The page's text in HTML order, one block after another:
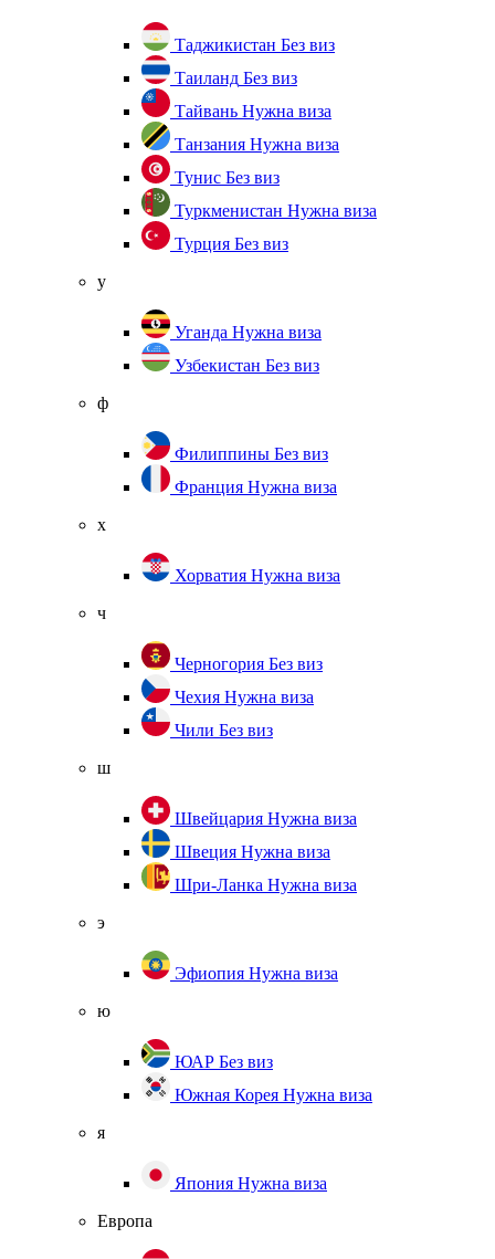
Таджикистан Без виз
Таиланд Без виз
Тайвань Нужна виза
Танзания Нужна виза
Тунис Без виз
Туркменистан Нужна виза
Турция Без виз
у
Уганда Нужна виза
Узбекистан Без виз
ф
Филиппины Без виз
Франция Нужна виза
х
Хорватия Нужна виза
ч
Черногория Без виз
Чехия Нужна виза
Чили Без виз
ш
Швейцария Нужна виза
Швеция Нужна виза
Шри-Ланка Нужна виза
э
Эфиопия Нужна виза
ю
ЮАР Без виз
Южная Корея Нужна виза
я
Япония Нужна виза
Европа